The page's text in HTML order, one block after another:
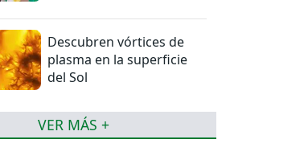
Descubren vórtices de
plasma en la superficie
del Sol
VER MÁS +